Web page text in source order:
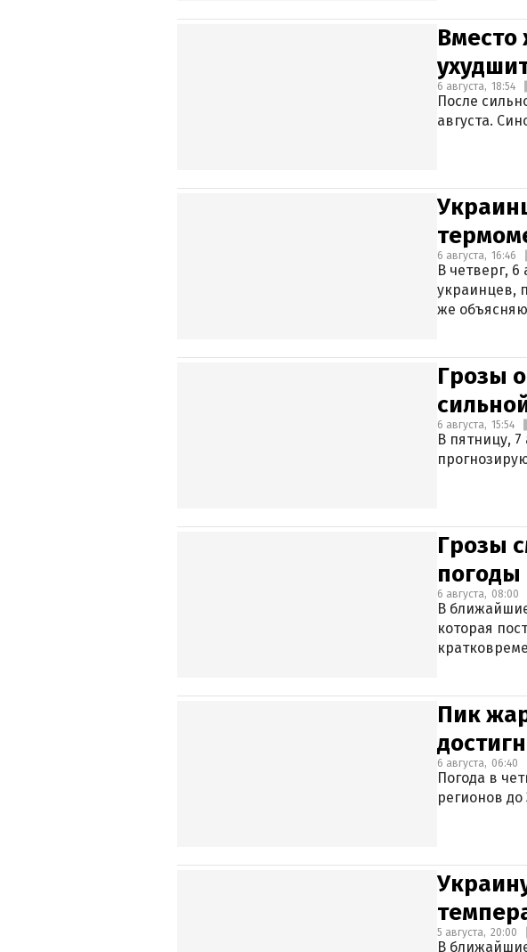
Вместо
6 августа, 18:54
После
августа.
6 августа, 16:46
В четверг,
украинцев,
же
Грозы
6 августа, 15:54
В пятницу,
Грозы
6 августа, 08:00
В
которая
Пик
6 августа, 06:40
Погода в
регионов до
5 августа, 20:00
В